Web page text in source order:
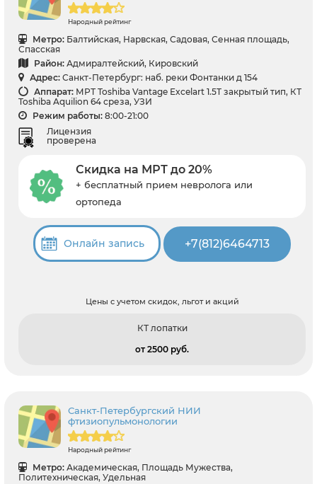
Народный рейтинг
Метро: Балтийская, Нарвская, Садовая, Сенная площадь,
Спасская
Район: Адмиралтейский, Кировский
Адрес: Санкт-Петербург: наб. реки Фонтанки д 154
Аппарат: МРТ Toshiba Vantage Excelart 1.5T закрытый тип, КТ
Toshiba Aquilion 64 среза, УЗИ
Режим работы: 8:00-21:00
Лицензия
проверена
Скидка на МРТ до 20%
+ бесплатный прием невролога или
ортопеда
Онлайн запись +7(812)6464713
Цены с учетом скидок, льгот и акций
КТ лопатки
от 2500 pуб.
Санкт-Петербургский НИИ
фтизиопульмонологии
Народный рейтинг
Метро: Академическая, Площадь Мужества,
Политехническая, Удельная